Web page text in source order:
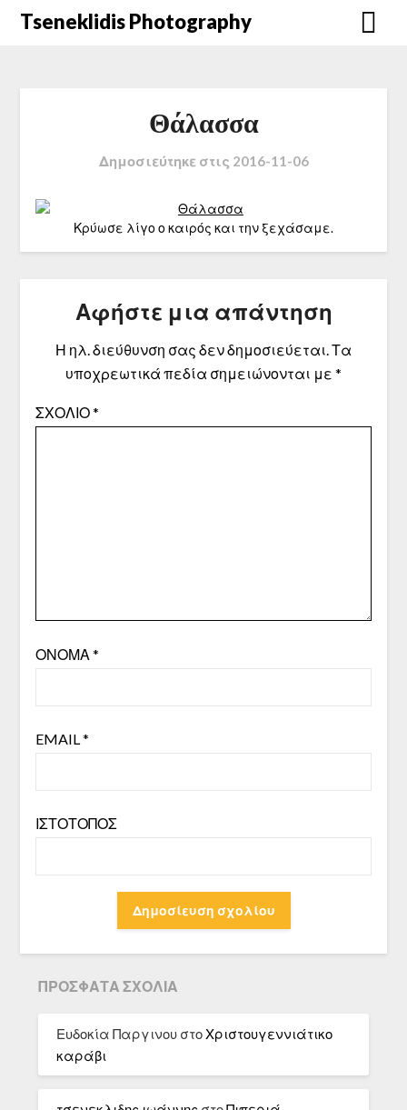
Μετάβαση
Tseneklidis Photography
Θάλασσα
Δημοσιεύτηκε στις 2016-11-06
Κρύωσε λίγο ο καιρός και την ξεχάσαμε.
Αφήστε μια απάντηση
Η ηλ. διεύθυνση σας δεν δημοσιεύεται.Τα
υποχρεωτικά πεδία σημειώνονται με *
ΣΧΌΛΙΟ*
ΌΝΟΜΑ *
EMAIL*
ΙΣΤΌΤΟΠΟΣ
ΠΡΌΣΦΑΤΑ ΣΧΌΛΙΑ
Ευδοκία Παργινου στοΧριστουγεννιάτικο
καράβι